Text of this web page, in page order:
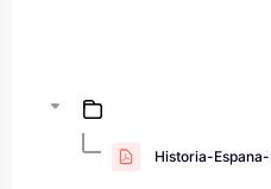
Historia-